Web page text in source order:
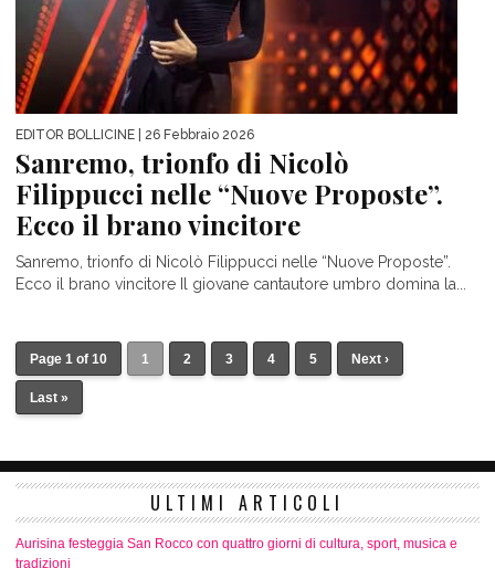
EDITOR BOLLICINE | 26 Febbraio 2026
Sanremo, trionfo di Nicolò
Filippucci nelle “Nuove Proposte”.
Ecco il brano vincitore
Sanremo, trionfo di Nicolò Filippucci nelle “Nuove Proposte”.
Ecco il brano vincitore Il giovane cantautore umbro domina la...
Page 1 of 10 1 2 3 4 5 Next ›
Last »
ULTIMI ARTICOLI
Aurisina festeggia San Rocco con quattro giorni di cultura, sport, musica e
tradizioni